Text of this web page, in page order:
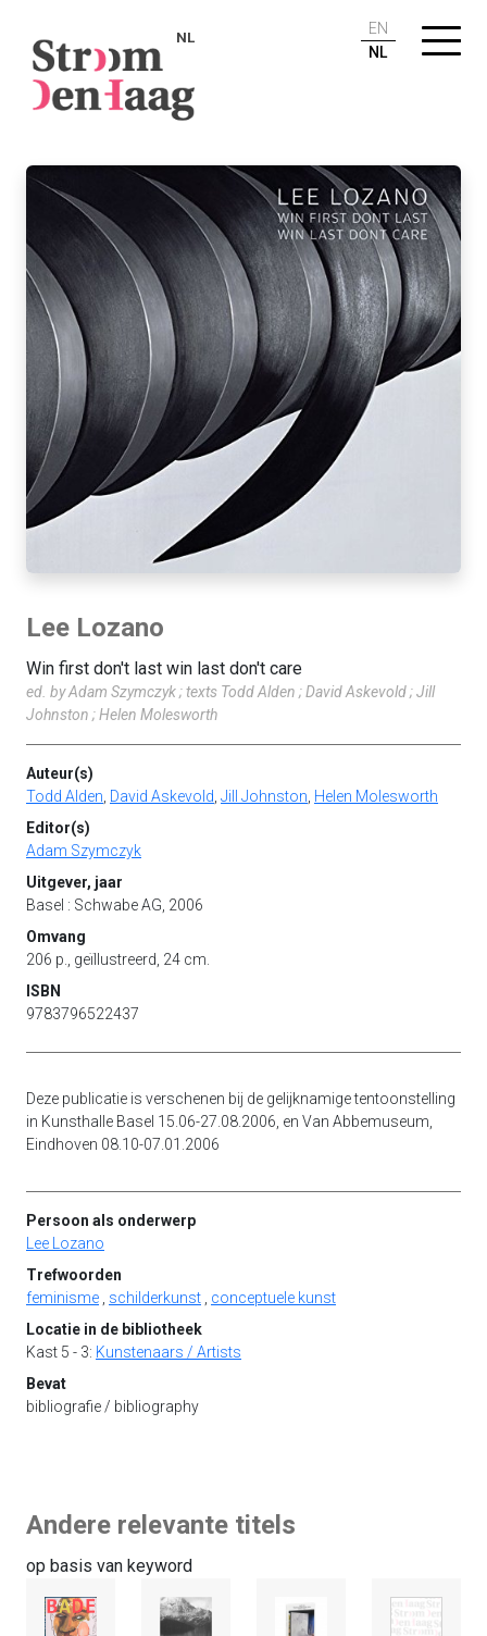
NL
EN
NL
Lee Lozano
Win first don't last win last don't care
ed. by Adam Szymczyk ; texts Todd Alden ; David Askevold ; Jill
Johnston ; Helen Molesworth
Auteur(s)
Todd Alden David Askevold Jill Johnston Helen Molesworth
Editor(s)
Adam Szymczyk
Uitgever, jaar
Basel : Schwabe AG, 2006
Omvang
206 p., geïllustreerd, 24 cm.
ISBN
9783796522437
Deze publicatie is verschenen bij de gelijknamige tentoonstelling
in Kunsthalle Basel 15.06-27.08.2006, en Van Abbemuseum,
Eindhoven 08.10-07.01.2006
Persoon als onderwerp
Lee Lozano
Trefwoorden
feminisme
schilderkunst
conceptuele kunst
Locatie in de bibliotheek
Kast 5 - 3: Kunstenaars / Artists
Bevat
bibliografie / bibliography
Andere relevante titels
op basis van keyword